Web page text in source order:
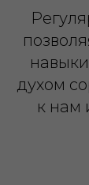
духом
к нам